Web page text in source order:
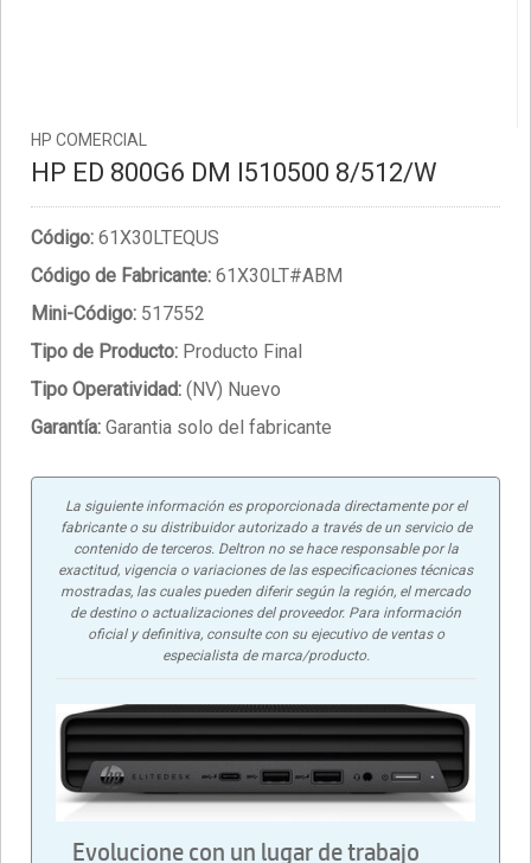
HP COMERCIAL
HP ED 800G6 DM I510500 8/512/W
Código: 61X30LTEQUS
Código de Fabricante: 61X30LT#ABM
Mini-Código: 517552
Tipo de Producto: Producto Final
Tipo Operatividad: (NV) Nuevo
Garantía: Garantia solo del fabricante
La siguiente información es proporcionada directamente por el
fabricante o su distribuidor autorizado a través de un servicio de
contenido de terceros. Deltron no se hace responsable por la
exactitud, vigencia o variaciones de las especificaciones técnicas
mostradas, las cuales pueden diferir según la región, el mercado
de destino o actualizaciones del proveedor. Para información
oficial y definitiva, consulte con su ejecutivo de ventas o
especialista de marca/producto.
Evolucione con un lugar de trabajo